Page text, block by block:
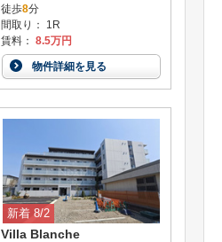
徒歩8分
間取り： 1R
賃料： 8.5万円
物件詳細を見る
新着 8/2
Villa Blanche